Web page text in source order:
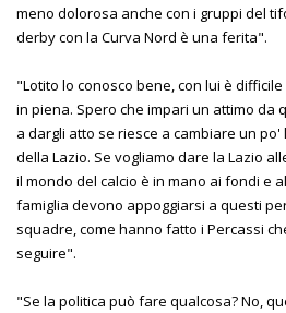
meno dolorosa anche con i gruppi del
derby con la Curva Nord è una ferita".
"Lotito lo conosco bene, con lui è
in piena. Spero che impari un attimo da
a dargli atto se riesce a cambiare un
della Lazio. Se vogliamo dare la Lazio
il mondo del calcio è in mano ai fondi e
famiglia devono appoggiarsi a questi
squadre, come hanno fatto i Percassi
seguire".
"Se la politica può fare qualcosa? No,